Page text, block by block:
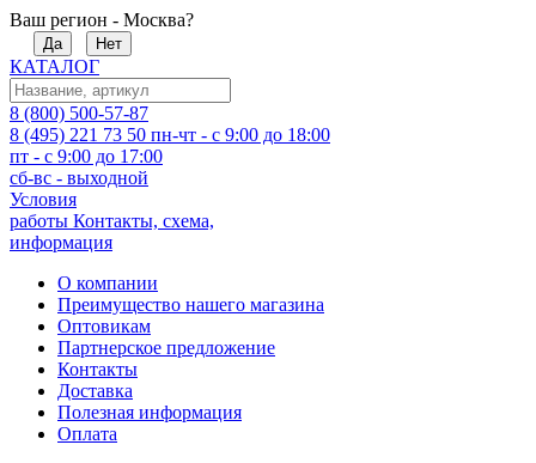
Ваш регион - Москва?
Да Нет
КАТАЛОГ
8 (800) 500-57-87
8 (495) 221 73 50 пн-чт - с 9:00 до 18:00
пт - с 9:00 до 17:00
сб-вс - выходной
Условия
работы Контакты, схема,
информация
О компании
Преимущество нашего магазина
Оптовикам
Партнерское предложение
Контакты
Доставка
Полезная информация
Оплата